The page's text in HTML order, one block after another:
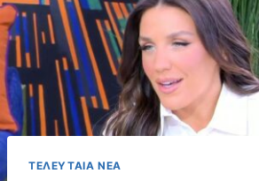
ΤΕΛΕΥΤΑΊΑ ΝΈΑ